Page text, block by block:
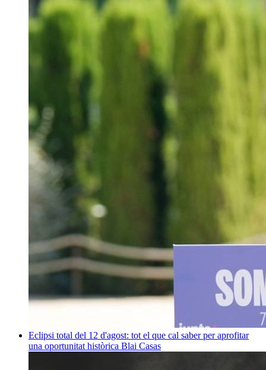
Eclipsi total del 12 d'agost: tot el que cal saber per aprofitar
una oportunitat històrica Blai Casas